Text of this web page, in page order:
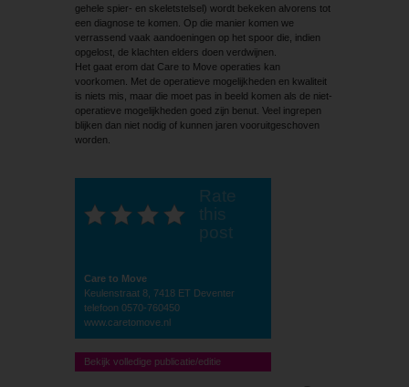
gehele spier- en skeletstelsel) wordt bekeken alvorens tot
een diagnose te komen. Op die manier komen we
verrassend vaak aandoeningen op het spoor die, indien
opgelost, de klachten elders doen verdwijnen.
Het gaat erom dat Care to Move operaties kan
voorkomen. Met de operatieve mogelijkheden en kwaliteit
is niets mis, maar die moet pas in beeld komen als de niet-
operatieve mogelijkheden goed zijn benut. Veel ingrepen
blijken dan niet nodig of kunnen jaren vooruitgeschoven
worden.
Rate
this
post
Care to Move
Keulenstraat 8, 7418 ET Deventer
telefoon 0570-760450
www.caretomove.nl
Bekijk volledige publicatie/editie